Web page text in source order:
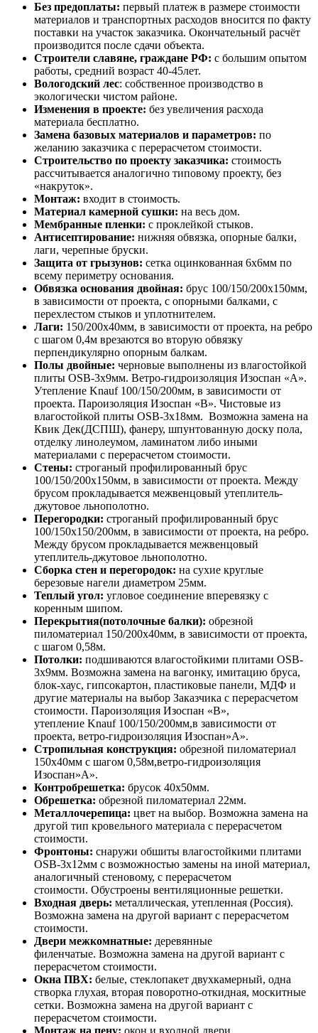
Без предоплаты: первый платеж в размере стоимости
материалов и транспортных расходов вносится по факту
поставки на участок заказчика. Окончательный расчёт
производится после сдачи объекта.
Строители славяне, граждане РФ: с большим опытом
работы, средний возраст 40-45лет.
Вологодский лес: собственное производство в
экологически чистом районе.
Изменения в проекте: без увеличения расхода
материала бесплатно.
Замена базовых материалов и параметров: по
желанию заказчика с перерасчетом стоимости.
Строительство по проекту заказчика: стоимость
рассчитывается аналогично типовому проекту, без
«накруток».
Монтаж: входит в стоимость.
Материал камерной сушки: на весь дом.
Мембранные пленки: с проклейкой стыков.
Антисептирование: нижняя обвязка, опорные балки,
лаги, черепные бруски.
Защита от грызунов: сетка оцинкованная 6х6мм по
всему периметру основания.
Обвязка основания двойная: брус 100/150/200х150мм,
в зависимости от проекта, с опорными балками, с
перехлестом стыков и уплотнителем.
Лаги: 150/200х40мм, в зависимости от проекта, на ребро
с шагом 0,4м врезаются во вторую обвязку
перпендикулярно опорным балкам.
Полы двойные: черновые выполнены из влагостойкой
плиты OSB-3х9мм. Ветро-гидроизоляция Изоспан «А».
Утепление Knauf 100/150/200мм, в зависимости от
проекта. Пароизоляция Изоспан «В». Чистовые из
влагостойкой плиты OSB-3х18мм. Возможна замена на
Квик Дек(ДСПШ), фанеру, шпунтованную доску пола,
отделку линолеумом, ламинатом либо иными
материалами с перерасчетом стоимости.
Стены: строганый профилированный брус
100/150/200х150мм, в зависимости от проекта. Между
брусом прокладывается межвенцовый утеплитель-
джутовое льнополотно.
Перегородки: строганый профилированный брус
100/150х150/200мм, в зависимости от проекта, на ребро.
Между брусом прокладывается межвенцовый
утеплитель-джутовое льнополотно.
Сборка стен и перегородок: на сухие круглые
березовые нагели диаметром 25мм.
Теплый угол: угловое соединение вперевязку с
коренным шипом.
Перекрытия(потолочные балки): обрезной
пиломатериал 150/200х40мм, в зависимости от проекта,
с шагом 0,58м.
Потолки: подшиваются влагостойкими плитами OSB-
3х9мм. Возможна замена на вагонку, имитацию бруса,
блок-хаус, гипсокартон, пластиковые панели, МДФ и
другие материалы на выбор Заказчика с перерасчетом
стоимости. Пароизоляция Изоспан «В»,
утепление Knauf 100/150/200мм,в зависимости от
проекта, ветро-гидроизоляция Изоспан»А».
Стропильная конструкция: обрезной пиломатериал
150х40мм с шагом 0,58м,ветро-гидроизоляция
Изоспан»А».
Контробрешетка: брусок 40х50мм.
Обрешетка: обрезной пиломатериал 22мм.
Металлочерепица: цвет на выбор. Возможна замена на
другой тип кровельного материала с перерасчетом
стоимости.
Фронтоны: снаружи обшиты влагостойкими плитами
OSB-3х12мм с возможностью замены на иной материал,
аналогичный стеновому, с перерасчетом
стоимости. Обустроены вентиляционные решетки.
Входная дверь: металлическая, утепленная (Россия).
Возможна замена на другой вариант с перерасчетом
стоимости.
Двери межкомнатные: деревянные
филенчатые. Возможна замена на другой вариант с
перерасчетом стоимости.
Окна ПВХ: белые, стеклопакет двухкамерный, одна
створка глухая, вторая поворотно-откидная, москитные
сетки. Возможна замена на другой вариант с
перерасчетом стоимости.